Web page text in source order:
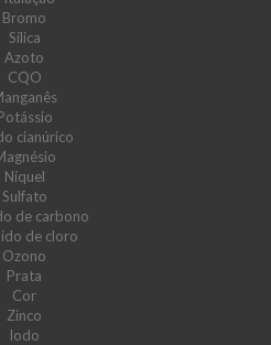
Bromo
Sílica
Azoto
CQO
cianúrico
Níquel
Sulfato
de carbono
de cloro
Ozono
Prata
Cor
Zinco
Iodo